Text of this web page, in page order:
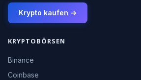
Krypto kaufen →
KRYPTOBÖRSEN
Binance
Coinbase